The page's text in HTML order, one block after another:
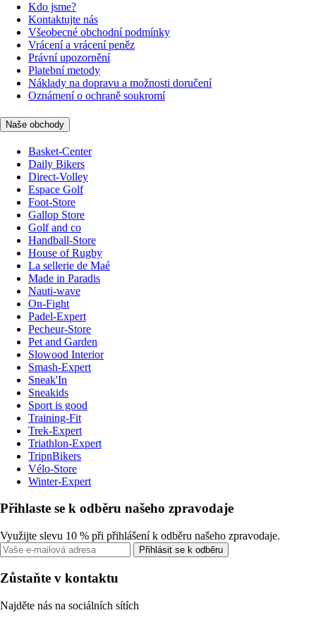
Kdo jsme?
Kontaktujte nás
Všeobecné obchodní podmínky
Vrácení a vrácení peněz
Právní upozornění
Platební metody
Náklady na dopravu a možnosti doručení
Oznámení o ochraně soukromí
Naše obchody
Basket-Center
Daily Bikers
Direct-Volley
Espace Golf
Foot-Store
Gallop Store
Golf and co
Handball-Store
House of Rugby
La sellerie de Maé
Made in Paradis
Nauti-wave
On-Fight
Padel-Expert
Pecheur-Store
Pet and Garden
Slowood Interior
Smash-Expert
Sneak'In
Sneakids
Sport is good
Training-Fit
Trek-Expert
Triathlon-Expert
TripnBikers
Vélo-Store
Winter-Expert
Přihlaste se k odběru našeho zpravodaje
Využijte slevu 10 % při přihlášení k odběru našeho zpravodaje.
Přihlásit se k odběru
Zůstaňte v kontaktu
Najděte nás na sociálních sítích